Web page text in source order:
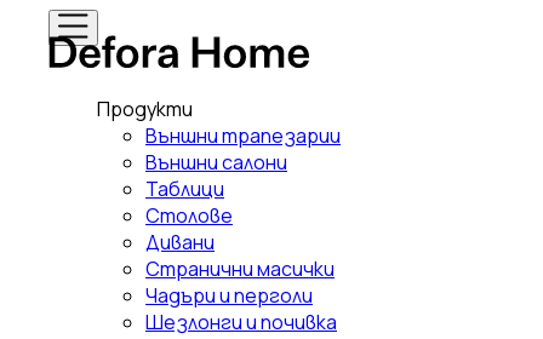
Продукти
Външни трапезарии
Външни салони
Таблици
Столове
Дивани
Странични масички
Чадъри и перголи
Шезлонги и почивка